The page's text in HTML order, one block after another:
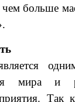
больше
мира и
Так